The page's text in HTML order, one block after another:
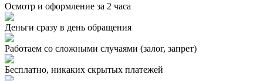
Осмотр и оформление за 2 часа
Деньги сразу в день обращения
Работаем со сложными случаями (залог, запрет)
Бесплатно, никаких скрытых платежей